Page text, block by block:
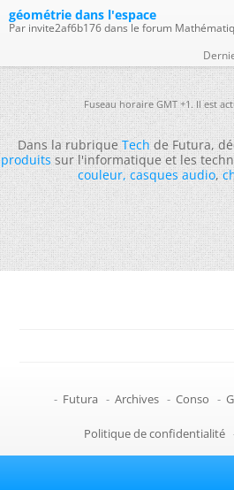
géométrie dans l'espace
Par invite2af6b176 dans le forum
Fuseau horaire GMT +1. Il est
Dans la rubriqueTechde Futura,
produitssur l'informatique et les
couleur,casques audio,
- Futura - Archives - Conso -
Politique de confidentialité